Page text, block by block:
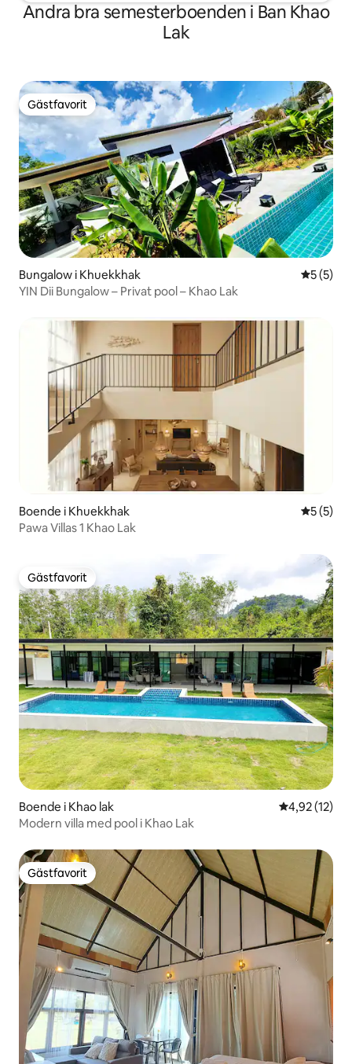
Andra bra semesterboenden i Ban Khao
Lak
Gästfavorit
Gästfavorit
Bungalow i Khuekkhak 5 av 5 i
5 (5)
YIN Dii Bungalow – Privat pool – Khao Lak
Boende i Khuekkhak 5 av 5 i
5 (5)
Pawa Villas 1 Khao Lak
Gästfavorit
Gästfavorit
Boende i Khao lak 4,92 av 5 i
4,92 (12)
Modern villa med pool i Khao Lak
Gästfavorit
Gästfavorit